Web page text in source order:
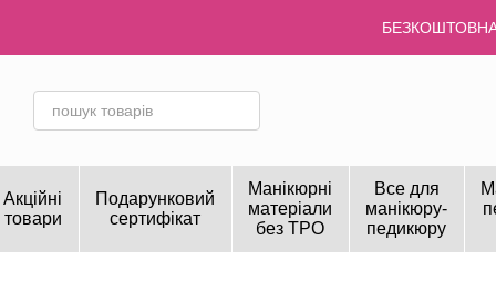
Акційні
товари
Подарунковий
сертифікат
Манікюрні
матеріали
без TPO
Все для
манікюру-
педикюру